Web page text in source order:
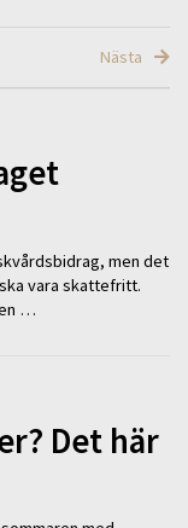
Nästa
men det
vara skattefritt.
…
Det här